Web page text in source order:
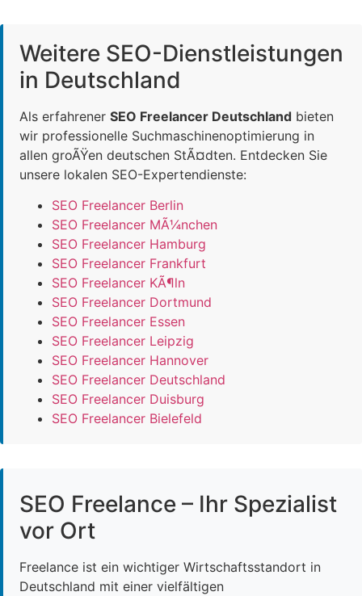
Weitere SEO-Dienstleistungen
in Deutschland
Als erfahrener SEO Freelancer Deutschland bieten
wir professionelle Suchmaschinenoptimierung in
allen groÃŸen deutschen StÃ¤dten. Entdecken Sie
unsere lokalen SEO-Expertendienste:
SEO Freelancer Berlin
SEO Freelancer MÃ¼nchen
SEO Freelancer Hamburg
SEO Freelancer Frankfurt
SEO Freelancer KÃ¶ln
SEO Freelancer Dortmund
SEO Freelancer Essen
SEO Freelancer Leipzig
SEO Freelancer Hannover
SEO Freelancer Deutschland
SEO Freelancer Duisburg
SEO Freelancer Bielefeld
SEO Freelance – Ihr Spezialist
vor Ort
Freelance ist ein wichtiger Wirtschaftsstandort in
Deutschland mit einer vielfältigen